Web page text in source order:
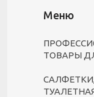
ТОВАРЫ